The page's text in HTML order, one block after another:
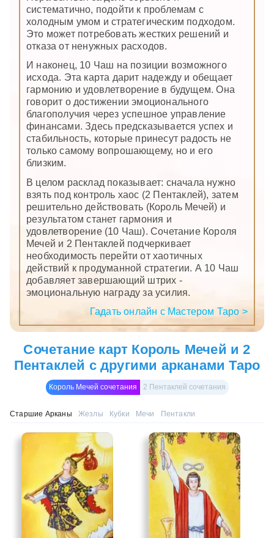
систематично, подойти к проблемам с
холодным умом и стратегическим подходом.
Это может потребовать жестких решений и
отказа от ненужных расходов.
И наконец, 10 Чаш на позиции возможного
исхода. Эта карта дарит надежду и обещает
гармонию и удовлетворение в будущем. Она
говорит о достижении эмоционального
благополучия через успешное управление
финансами. Здесь предсказывается успех и
стабильность, которые принесут радость не
только самому вопрошающему, но и его
близким.
В целом расклад показывает: сначала нужно
взять под контроль хаос (2 Пентаклей), затем
решительно действовать (Король Мечей) и
результатом станет гармония и
удовлетворение (10 Чаш). Сочетание Короля
Мечей и 2 Пентаклей подчеркивает
необходимость перейти от хаотичных
действий к продуманной стратегии. А 10 Чаш
добавляет завершающий штрих -
эмоциональную награду за усилия.
Гадать онлайн с Мастером Таро >
Сочетание карт Король Мечей и 2
Пентаклей с другими арканами Таро
Король Мечей сочетания 2 Пентаклей сочетания
Старшие Арканы Жезлы Кубки Мечи Пентакли